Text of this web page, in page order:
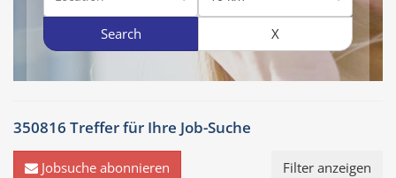
Search X
350816 Treffer für Ihre Job-Suche
Filter anzeigen
Jobsuche abonnieren